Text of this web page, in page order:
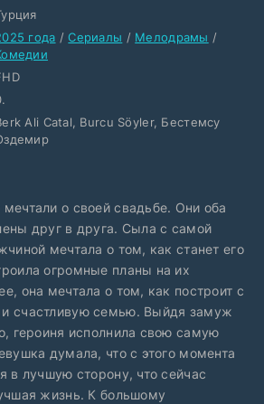
года /Сериалы / Мелодрамы /
Ali Catal, Burcu Söyler, Бестемсу
о своей свадьбе. Они оба
друг в друга. Сыла с самой
мечтала о том, как станет его
огромные планы на их
она мечтала о том, как построит с
счастливую семью. Выйдя замуж
героиня исполнила свою самую
думала, что с этого момента
в лучшую сторону, что сейчас
жизнь. К большому